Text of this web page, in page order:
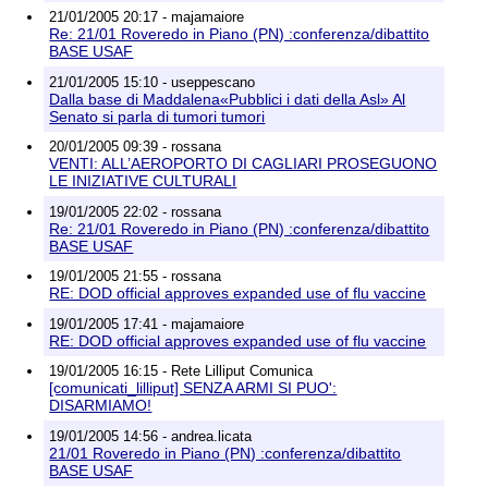
21/01/2005 20:17 - majamaiore
Re: 21/01 Roveredo in Piano (PN) :conferenza/dibattito
BASE USAF
21/01/2005 15:10 - useppescano
Dalla base di Maddalena«Pubblici i dati della Asl» Al
Senato si parla di tumori tumori
20/01/2005 09:39 - rossana
VENTI: ALL’AEROPORTO DI CAGLIARI PROSEGUONO
LE INIZIATIVE CULTURALI
19/01/2005 22:02 - rossana
Re: 21/01 Roveredo in Piano (PN) :conferenza/dibattito
BASE USAF
19/01/2005 21:55 - rossana
RE: DOD official approves expanded use of flu vaccine
19/01/2005 17:41 - majamaiore
RE: DOD official approves expanded use of flu vaccine
19/01/2005 16:15 - Rete Lilliput Comunica
[comunicati_lilliput] SENZA ARMI SI PUO':
DISARMIAMO!
19/01/2005 14:56 - andrea.licata
21/01 Roveredo in Piano (PN) :conferenza/dibattito
BASE USAF